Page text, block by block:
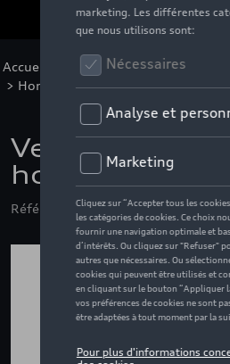
Accueil Pour vous >Audi Sport
> Hommes >Vestes > Détail
Veste zippée
homme, noir -
Référence: ZZQ3132001707